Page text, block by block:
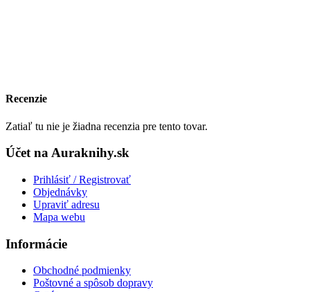
Recenzie
Zatiaľ tu nie je žiadna recenzia pre tento tovar.
Účet na Auraknihy.sk
Prihlásiť / Registrovať
Objednávky
Upraviť adresu
Mapa webu
Informácie
Obchodné podmienky
Poštovné a spôsob dopravy